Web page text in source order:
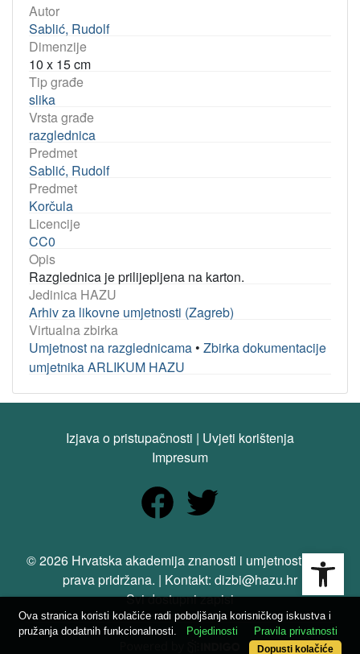
Autor
Sablić, Rudolf
Dimenzije
10 x 15 cm
Tip građe
slika
Vrsta građe
razglednica
Predmet
Sablić, Rudolf
Predmet
Korčula
Licencije
CC0
Opis
Razglednica je prilijepljena na karton.
Jedinica HAZU
Arhiv za likovne umjetnosti (Zagreb)
Virtualna zbirka
Umjetnost na razglednicama • Zbirka dokumentacije
umjetnika ARLIKUM HAZU
Izjava o pristupačnosti | Uvjeti korištenja
Impresum
© 2026 Hrvatska akademija znanosti i umjetnosti. Sva
prava pridržana. | Kontakt: dizbi@hazu.hr
Svi dostupni zapisi
Ova stranica koristi kolačiće radi poboljšanja korisničkog iskustva i
pružanja dodatnih funkcionalnosti.
Pojedinosti Pravila privatnosti
Dopusti kolačiće